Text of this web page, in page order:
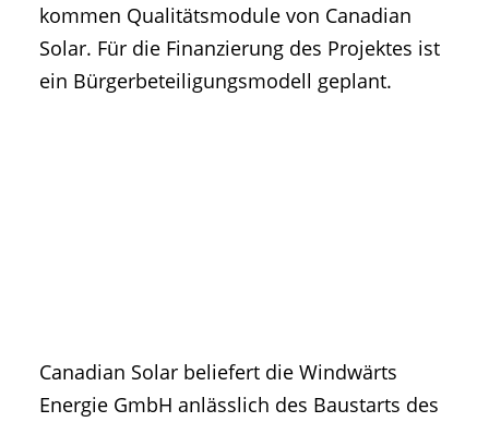
kommen Qualitätsmodule von Canadian
Solar. Für die Finanzierung des Projektes ist
ein Bürgerbeteiligungsmodell geplant.
Canadian Solar beliefert die Windwärts
Energie GmbH anlässlich des Baustarts des